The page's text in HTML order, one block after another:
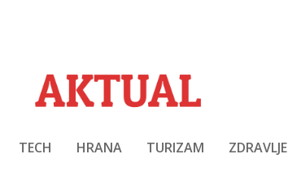
TECH HRANA TURIZAM ZDRAVLJE